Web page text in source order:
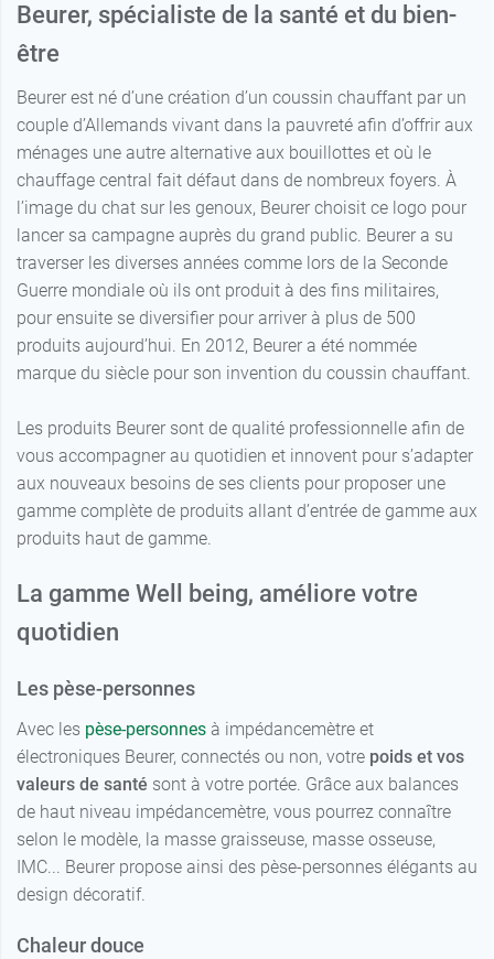
Beurer, spécialiste de la santé et du bien-
être
Beurer est né d’une création d’un coussin chauffant par un
couple d’Allemands vivant dans la pauvreté afin d’offrir aux
ménages une autre alternative aux bouillottes et où le
chauffage central fait défaut dans de nombreux foyers. À
l’image du chat sur les genoux, Beurer choisit ce logo pour
lancer sa campagne auprès du grand public. Beurer a su
traverser les diverses années comme lors de la Seconde
Guerre mondiale où ils ont produit à des fins militaires,
pour ensuite se diversifier pour arriver à plus de 500
produits aujourd’hui. En 2012, Beurer a été nommée
marque du siècle pour son invention du coussin chauffant.
Les produits Beurer sont de qualité professionnelle afin de
vous accompagner au quotidien et innovent pour s’adapter
aux nouveaux besoins de ses clients pour proposer une
gamme complète de produits allant d’entrée de gamme aux
produits haut de gamme.
La gamme Well being, améliore votre
quotidien
Les pèse-personnes
Avec les pèse-personnes à impédancemètre et
électroniques Beurer, connectés ou non, votre poids et vos
valeurs de santé sont à votre portée. Grâce aux balances
de haut niveau impédancemètre, vous pourrez connaître
selon le modèle, la masse graisseuse, masse osseuse,
IMC... Beurer propose ainsi des pèse-personnes élégants au
design décoratif.
Chaleur douce